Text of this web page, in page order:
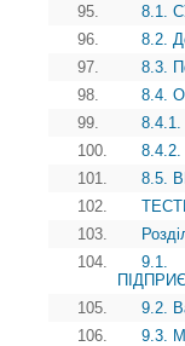
95.
8.1.
96.
8.2.
97.
8.3.
98.
8.4.
99.
8.4.1.
100.
8.4.2.
101.
8.5.
102.
103.
104.
9.1.
105.
9.2.
106.
9.3.